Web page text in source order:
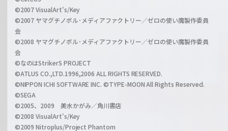
r
z
i
l
h
a
n
©2007 VisualArt's/Key
©2007 ヤマグチノボル･メディアファクトリー／ゼロの使い魔製作委員
会
©2008 ヤマグチノボル･メディアファクトリー／ゼロの使い魔製作委員
会
©なのはStrikerS PROJECT
©ATLUS CO.,LTD.1996,2006 ALL RIGHTS RESERVED.
©NIPPON ICHI SOFTWARE INC. ©TYPE-MOON All Rights Reserved.
©SEGA
©2005、2009 美水かがみ／角川書店
©2008 VisualArt's/Key
©2009 Nitroplus/Project Phantom